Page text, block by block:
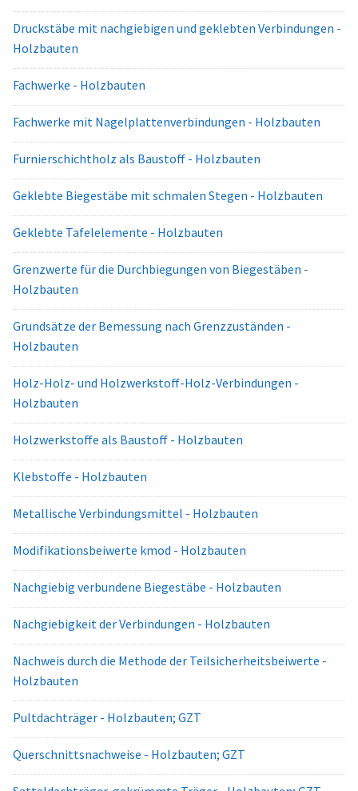
Druckstäbe mit nachgiebigen und geklebten Verbindungen -
Holzbauten
Fachwerke - Holzbauten
Fachwerke mit Nagelplattenverbindungen - Holzbauten
Furnierschichtholz als Baustoff - Holzbauten
Geklebte Biegestäbe mit schmalen Stegen - Holzbauten
Geklebte Tafelelemente - Holzbauten
Grenzwerte für die Durchbiegungen von Biegestäben -
Holzbauten
Grundsätze der Bemessung nach Grenzzuständen -
Holzbauten
Holz-Holz- und Holzwerkstoff-Holz-Verbindungen -
Holzbauten
Holzwerkstoffe als Baustoff - Holzbauten
Klebstoffe - Holzbauten
Metallische Verbindungsmittel - Holzbauten
Modifikationsbeiwerte kmod - Holzbauten
Nachgiebig verbundene Biegestäbe - Holzbauten
Nachgiebigkeit der Verbindungen - Holzbauten
Nachweis durch die Methode der Teilsicherheitsbeiwerte -
Holzbauten
Pultdachträger - Holzbauten; GZT
Querschnittsnachweise - Holzbauten; GZT